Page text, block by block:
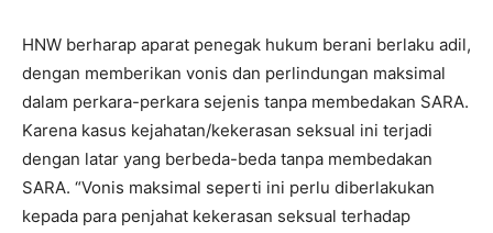
HNW berharap aparat penegak hukum berani berlaku adil,
dengan memberikan vonis dan perlindungan maksimal
dalam perkara-perkara sejenis tanpa membedakan SARA.
Karena kasus kejahatan/kekerasan seksual ini terjadi
dengan latar yang berbeda-beda tanpa membedakan
SARA. “Vonis maksimal seperti ini perlu diberlakukan
kepada para penjahat kekerasan seksual terhadap